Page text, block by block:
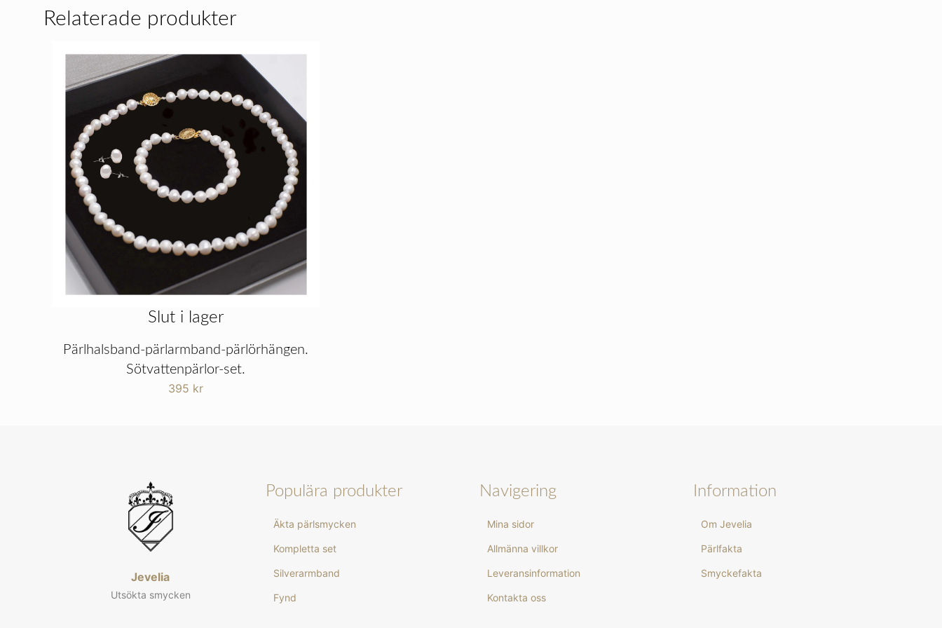
Relaterade produkter
Slut i lager
Pärlhalsband-pärlarmband-pärlörhängen.
Sötvattenpärlor-set.
395 kr
Jevelia
Utsökta smycken
Populära produkter
Äkta pärlsmycken
Kompletta set
Silverarmband
Fynd
Navigering
Mina sidor
Allmänna villkor
Leveransinformation
Kontakta oss
Information
Om Jevelia
Pärlfakta
Smyckefakta